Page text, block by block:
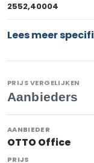
2552,40004
Lees meer
PRIJS VERGELIJKEN
Aanbieders
OTTO Office